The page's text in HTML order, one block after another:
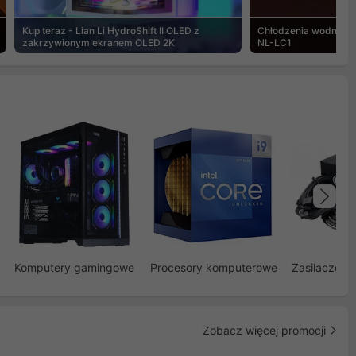
Kup teraz - Lian Li HydroShift II OLED z
zakrzywionym ekranem OLED 2K
Chłodzenia wodne
NL-LC1
Komputery gamingowe Procesory komputerowe Zasilacze
Zobacz więcej promocji